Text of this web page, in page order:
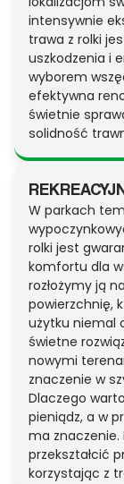
intensywnie
trawa z rolki
uszkodzenia i
wyborem
efektywna
świetnie
solidność
W parkach
rolki jest
komfortu dla
rozłożymy ją
powierzchnię,
użytku niemal
świetne
nowymi
znaczenie w
Dlaczego
pieniądz, a w
ma znaczenie.
przekształcić
korzystając z